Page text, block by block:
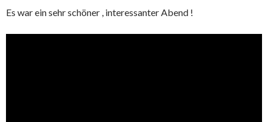
Es war ein sehr schöner , interessanter Abend !